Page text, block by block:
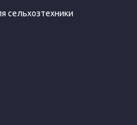
сельхозтехники